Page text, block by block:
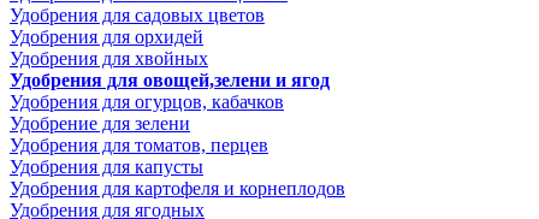
Удобрения для садовых цветов
Удобрения для орхидей
Удобрения для хвойных
Удобрения для овощей,зелени и ягод
Удобрения для огурцов, кабачков
Удобрение для зелени
Удобрения для томатов, перцев
Удобрения для капусты
Удобрения для картофеля и корнеплодов
Удобрения для ягодных